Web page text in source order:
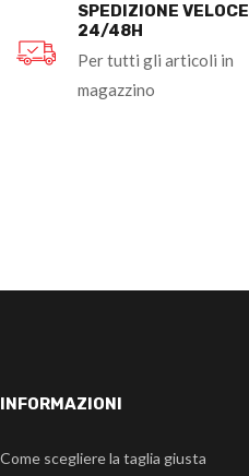
SPEDIZIONE VELOCE
24/48H
Per tutti gli articoli in
magazzino
INFORMAZIONI
Come scegliere la taglia giusta